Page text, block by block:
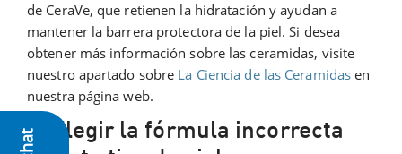
de CeraVe, que retienen la hidratación y ayudan a
mantener la barrera protectora de la piel. Si desea
obtener más información sobre las ceramidas, visite
nuestro apartado sobre La Ciencia de las Ceramidasen
nuestra página web.
4. Elegir la fórmula incorrecta